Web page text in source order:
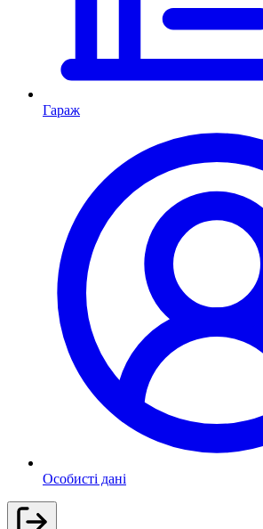
Гараж
Особисті дані